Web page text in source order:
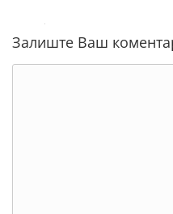
Залиште Ваш